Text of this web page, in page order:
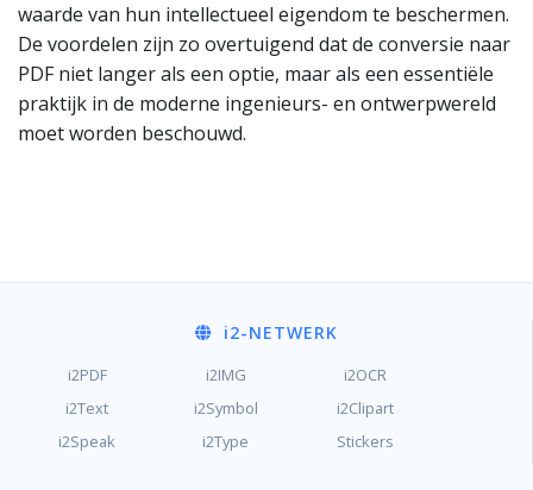
waarde van hun intellectueel eigendom te beschermen.
De voordelen zijn zo overtuigend dat de conversie naar
PDF niet langer als een optie, maar als een essentiële
praktijk in de moderne ingenieurs- en ontwerpwereld
moet worden beschouwd.
i2-NETWERK
i2PDF i2IMG
i2OCR
i2Text
i2Symbol
i2Clipart
i2Speak
i2Type Stickers